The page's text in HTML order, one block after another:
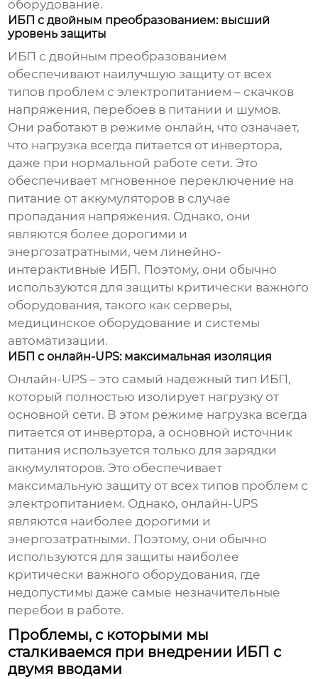
оборудование.
ИБП с двойным преобразованием: высший
уровень защиты
ИБП с двойным преобразованием
обеспечивают наилучшую защиту от всех
типов проблем с электропитанием – скачков
напряжения, перебоев в питании и шумов.
Они работают в режиме онлайн, что означает,
что нагрузка всегда питается от инвертора,
даже при нормальной работе сети. Это
обеспечивает мгновенное переключение на
питание от аккумуляторов в случае
пропадания напряжения. Однако, они
являются более дорогими и
энергозатратными, чем линейно-
интерактивные ИБП. Поэтому, они обычно
используются для защиты критически важного
оборудования, такого как серверы,
медицинское оборудование и системы
автоматизации.
ИБП с онлайн-UPS: максимальная изоляция
Онлайн-UPS – это самый надежный тип ИБП,
который полностью изолирует нагрузку от
основной сети. В этом режиме нагрузка всегда
питается от инвертора, а основной источник
питания используется только для зарядки
аккумуляторов. Это обеспечивает
максимальную защиту от всех типов проблем с
электропитанием. Однако, онлайн-UPS
являются наиболее дорогими и
энергозатратными. Поэтому, они обычно
используются для защиты наиболее
критически важного оборудования, где
недопустимы даже самые незначительные
перебои в работе.
Проблемы, с которыми мы
сталкиваемся при внедрении ИБП с
двумя вводами